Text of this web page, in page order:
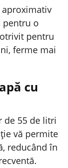
pentru o
pentru
ferme mai
cu
de 55 de litri
vă permite
reducând în